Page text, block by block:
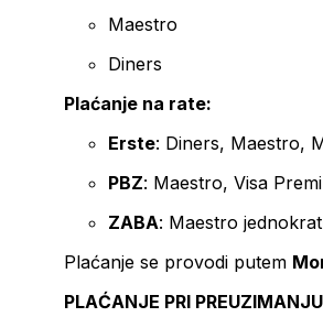
Maestro
Diners
Plaćanje na rate:
Erste: Diners, Maestro,
PBZ: Maestro, Visa
ZABA: Maestro
Plaćanje se provodi putem
PLAĆANJE PRI